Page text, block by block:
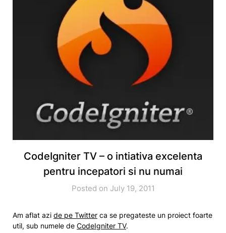
CodeIgniter TV – o intiativa excelenta
pentru incepatori si nu numai
Posted on July 19, 2011
Am aflat azi de pe Twitter ca se pregateste un proiect foarte
util, sub numele de CodeIgniter TV.